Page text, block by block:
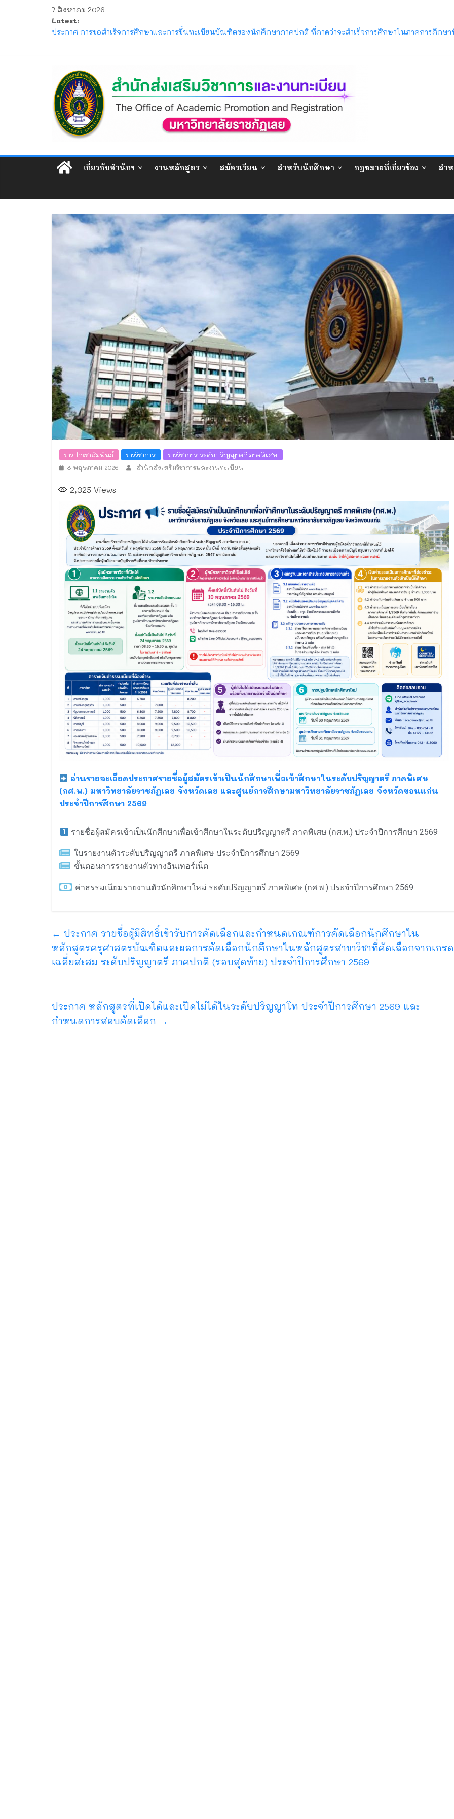
7 สิงหาคม 2026
Latest:
ประกาศ การขอสำเร็จการศึกษาและการขึ้นทะเบียนบัณฑิตของนักศึกษาภาคปกติ ที่คาดว่าจะสำเร็จการศึกษาในภาคการศึกษ
ประกาศ ให้นักศึกษาระดับปริญญาตรี ที่เข้าศึกษาปีการศึกษา 2569 พ้นสภาพจากการเป็นนักศึกษา ตามข้อบังคับมหาวิทยาลัยร
เกี่ยวกับสำนักฯ งานหลักสูตร สมัครเรียน สำหรับนักศึกษา กฎหมายที่เกี่ยวข้อง สำ
ข่าวประชาสัมพันธ์ ข่าววิชาการ
ข่าววิชาการ ระดับปริญญาตรี ภาคพิเศษ
8 พฤษภาคม 2026
สำนักส่งเสริมวิชาการและงานทะเบียน
2,325 Views
อ่านรายละเอียดประกาศรายชื่อผู้สมัครเข้าเป็นนักศึกษาเพื่อเข้าศึกษาในระดับปริญญาตรี ภาคพิเศษ
(กศ.พ.) มหาวิทยาลัยราชภัฏเลย จังหวัดเลย และศูนย์การศึกษามหาวิทยาลัยราชภัฏเลย จังหวัดขอนแก่น
ประจำปีการศึกษา 2569
รายชื่อผู้สมัครเข้าเป็นนักศึกษาเพื่อเข้าศึกษาในระดับปริญญาตรี ภาคพิเศษ (กศ.พ.) ประจำปีการศึกษา 2569
ใบรายงานตัวระดับปริญญาตรี ภาคพิเศษ ประจำปีการศึกษา 2569
ขั้นตอนการรายงานตัวทางอินเทอร์เน็ต
ค่าธรรมเนียมรายงานตัวนักศึกษาใหม่ ระดับปริญญาตรี ภาคพิเศษ (กศ.พ.) ประจำปีการศึกษา 2569
← ประกาศ รายชื่อผู้มีสิทธิ์เข้ารับการคัดเลือกและกำหนดเกณฑ์การคัดเลือกนักศึกษาใน
หลักสูตรครุศาสตรบัณฑิตและผลการคัดเลือกนักศึกษาในหลักสูตรสาขาวิชาที่คัดเลือกจากเกรด
เฉลี่ยสะสม ระดับปริญญาตรี ภาคปกติ (รอบสุดท้าย) ประจำปีการศึกษา 2569
ประกาศ หลักสูตรที่เปิดได้และเปิดไม่ได้ในระดับปริญญาโท ประจำปีการศึกษา 2569 และ
กำหนดการสอบคัดเลือก →